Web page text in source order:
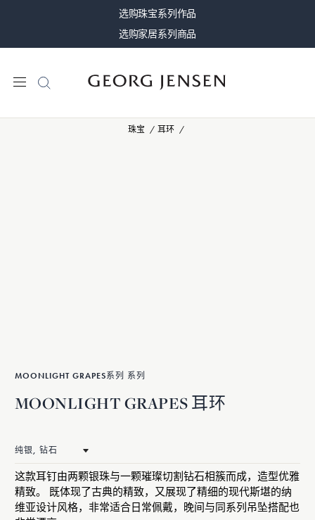
选购珠宝系列作品
选购家居系列商品
珠宝 耳环
MOONLIGHT GRAPES系列 系列
MOONLIGHT GRAPES 耳环
这款耳钉由两颗银珠与一颗璀璨切割钻石相簇而成，造型优雅
精致。 既体现了古典的精致，又展现了精细的现代斯堪的纳
维亚设计风格，非常适合日常佩戴，晚间与同系列吊坠搭配也